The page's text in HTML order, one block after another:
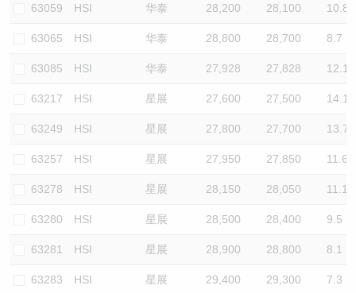
63059 HSI 华泰 28,200 28,100 10.8
63065 HSI 华泰 28,800 28,700 8.7
63085 HSI 华泰 27,928 27,828 12.1
63217 HSI 星展 27,600 27,500 14.1
63249 HSI 星展 27,800 27,700 13.7
63257 HSI 星展 27,950 27,850 11.6
63278 HSI 星展 28,150 28,050 11.1
63280 HSI 星展 28,500 28,400 9.5
63281 HSI 星展 28,900 28,800 8.1
63283 HSI 星展 29,400 29,300 7.3